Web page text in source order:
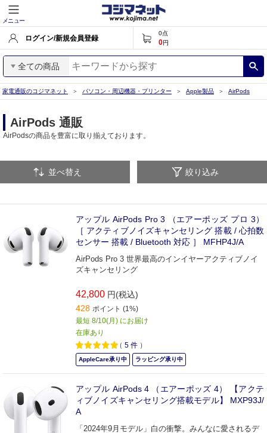
メニュー
ログイン/新規会員登録
0点
0円
全ての商品
家電通販のコジマネット パソコン・周辺機器・プリンター Apple製品 AirPods
AirPods 通販
AirPodsの商品を豊富に取り揃えております。
並べ替え 絞り込み
アップル AirPods Pro 3 （エアーポッズ プロ 3）
［ アクティブノイズキャンセリング 搭載 / 心拍数
センサー 搭載 / Bluetooth 対応 ］ MFHP4J/A
AirPods Pro 3 世界最高のインイヤーアクティブノイ
ズキャンセリング
42,800 円(税込)
428 ポイント (1%)
最短 8/10(月) にお届け
在庫あり
（ 5 件 ）
AppleCare承り中 ラッピング承り中
アップル AirPods 4 （エアーポッズ 4） 【アクテ
ィブノイズキャンセリング搭載モデル】 MXP93J/
A
「2024年9月モデル」白の衝撃。みんなに愛されるデ